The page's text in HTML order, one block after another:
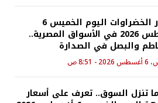
أسعار الخضراوات اليوم الخميس 6
أغسطس 2026 في الأسواق المصرية..
والبصل في الصدارة
ص
تنزل السوق.. تعرف على أسعار